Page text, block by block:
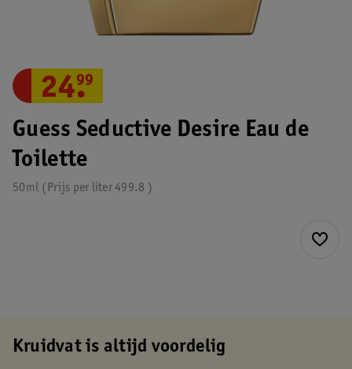
Guess Seductive Desire Eau de
Toilette
50ml 499.8
Prijs per liter
24.
99
Kruidvat is altijd voordelig